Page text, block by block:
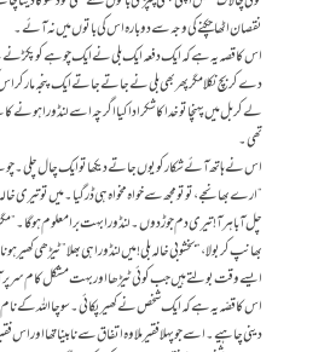
نقصان اٹھا چکنے کی وجہ سے دوبارہ اس کی باتوں میں نہ آئے۔
اس کا قصہ یہ ہے کہ ایک دفعہ ایک بلی نے ایک چوہے کو پکڑنے
دے کر بچ نکلا مگر پھر بھی بلی نے جاتے جاتے ایک پنجہ مار کر
لے کر بل میں پہنچا تو خدا کا شکر ادا کیا اگرچہ اسے لنڈورا
تھی۔
اس نے ہاتھ آئے شکارکویوں جاتے دیکھا تو ایک چال چلی۔
“ارے بھانجے، تو تو مجھ سے خواہ مخواہ ہی ڈر گیا۔ میں تو
چل آ باہر آ! تیری دم جوڑ دوں۔ لنڈورا بہت برا معلوم ہوگا۔”
بھانپ کر بولا، “بخشو بی خالہ بلی! میں لنڈورا ہی بھلا” ٹیڑھی
ایسے وقت بولتے ہیں جب کوئی ٹیڑھا اور بہت مشکل کام
اس کا قصّہ یہ ہے کہ ایک شخص نے کھیر پکائی۔ سوچا اللہ کے نام
دینی چاہیے۔ اسے جو پہلا فقیر ملا وہ اتفاق سے نابینا تھا اور اس